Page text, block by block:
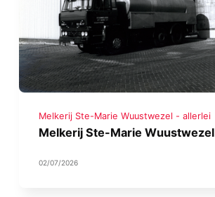
Melkerij Ste-Marie Wuustwezel - allerlei
Melkerij Ste-Marie Wuustwezel
02/07/2026